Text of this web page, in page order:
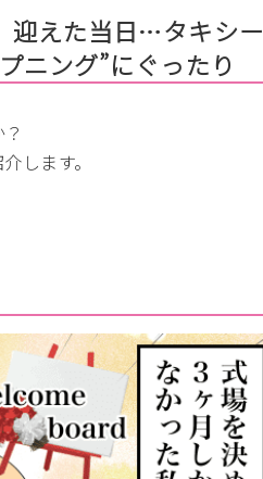
迎えた当日…タキシー
ニング”にぐったり
します。